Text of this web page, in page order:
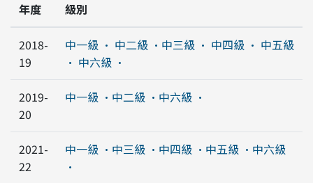
年度 級別
2018-
19
中一級 · 中二級 · 中三級 · 中四級 · 中五級
· 中六級 ·
2019-
20
中一級 · 中二級 · 中六級 ·
2021-
22
中一級 · 中三級 ·中四級 ·中五級 · 中六級
·